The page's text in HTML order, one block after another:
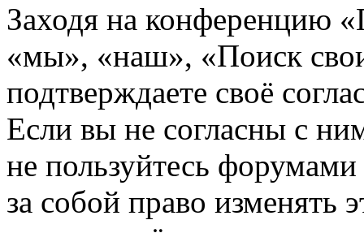
Заходя на конференцию
«мы», «наш», «Поиск
подтверждаете своё
Если вы не согласны с
не пользуйтесь
за собой право изменять